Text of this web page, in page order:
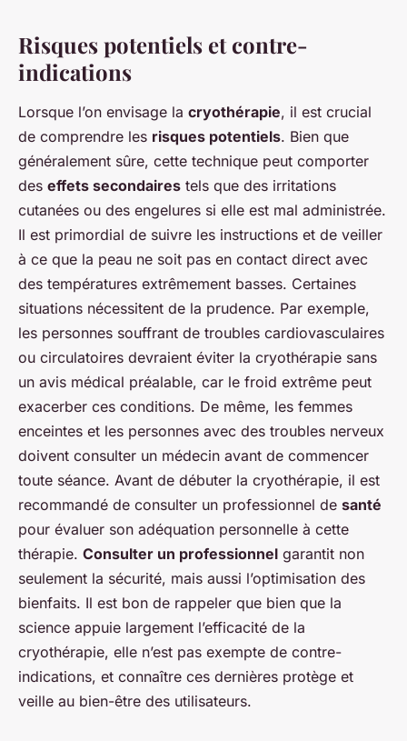
Risques potentiels et contre-
indications
Lorsque l’on envisage la cryothérapie, il est crucial
de comprendre les risques potentiels. Bien que
généralement sûre, cette technique peut comporter
des effets secondaires tels que des irritations
cutanées ou des engelures si elle est mal administrée.
Il est primordial de suivre les instructions et de veiller
à ce que la peau ne soit pas en contact direct avec
des températures extrêmement basses. Certaines
situations nécessitent de la prudence. Par exemple,
les personnes souffrant de troubles cardiovasculaires
ou circulatoires devraient éviter la cryothérapie sans
un avis médical préalable, car le froid extrême peut
exacerber ces conditions. De même, les femmes
enceintes et les personnes avec des troubles nerveux
doivent consulter un médecin avant de commencer
toute séance. Avant de débuter la cryothérapie, il est
recommandé de consulter un professionnel de santé
pour évaluer son adéquation personnelle à cette
thérapie. Consulter un professionnel garantit non
seulement la sécurité, mais aussi l’optimisation des
bienfaits. Il est bon de rappeler que bien que la
science appuie largement l’efficacité de la
cryothérapie, elle n’est pas exempte de contre-
indications, et connaître ces dernières protège et
veille au bien-être des utilisateurs.